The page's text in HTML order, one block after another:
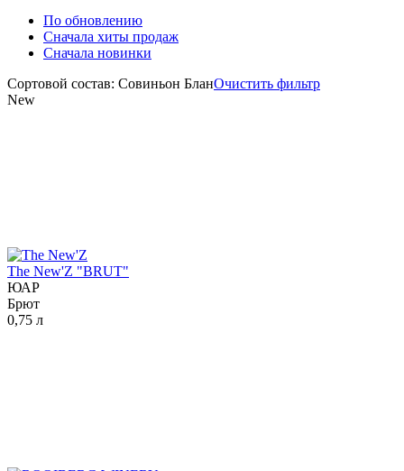
По обновлению
Сначала хиты продаж
Сначала новинки
Сортовой состав: Совиньон БланОчистить фильтр
New
The New'Z "BRUT"
ЮАР
Брют
0,75 л